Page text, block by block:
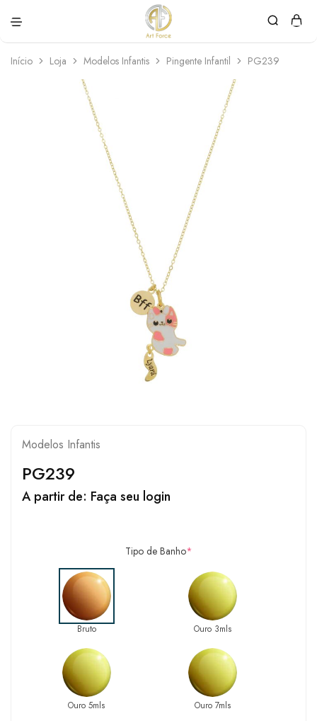
Force
personalizadas
Início Loja Modelos Infantis Pingente Infantil PG239
Modelos Infantis
PG239
A partir de: Faça seu login
Tipo de Banho*
Bruto Ouro 3mls
Ouro 5mls Ouro 7mls